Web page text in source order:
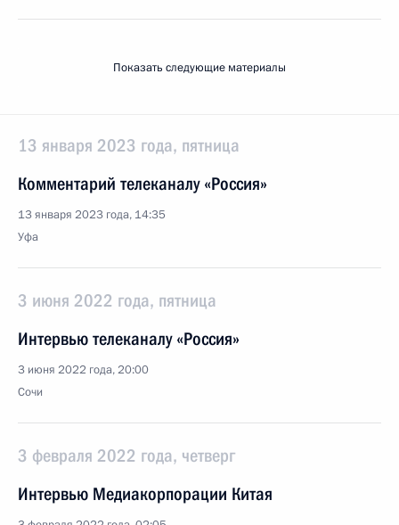
Показать следующие материалы
13 января 2023 года, пятница
Комментарий телеканалу «Россия»
13 января 2023 года, 14:35
Уфа
3 июня 2022 года, пятница
Интервью телеканалу «Россия»
3 июня 2022 года, 20:00
Сочи
3 февраля 2022 года, четверг
Интервью Медиакорпорации Китая